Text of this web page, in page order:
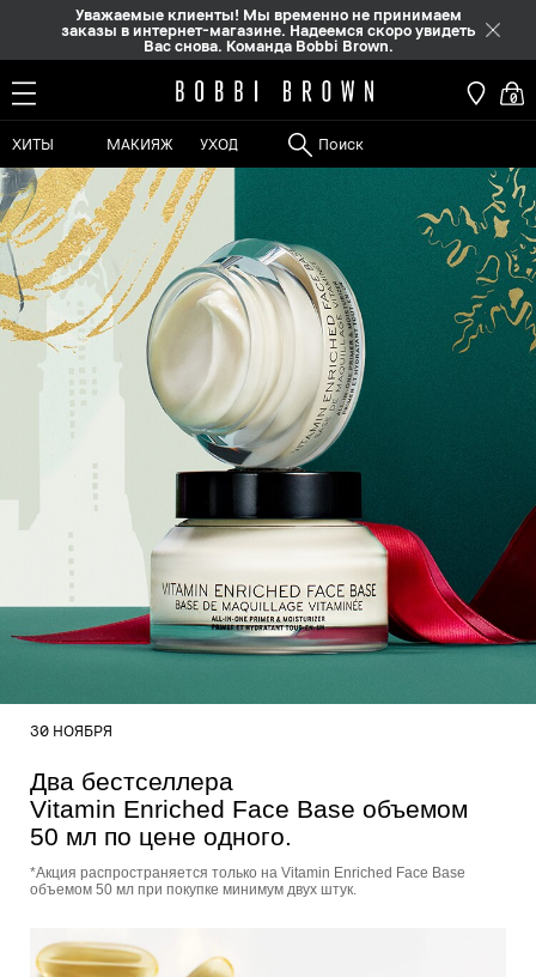
Уважаемые клиенты! Мы временно не принимаем
заказы в интернет-магазине. Надеемся скоро увидеть
Вас снова. Команда Bobbi Brown.
0
ХИТЫ МАКИЯЖ УХОД
30 НОЯБРЯ
Два бестселлера
Vitamin Enriched Face Base объемом
50 мл по цене одного.
*Акция распространяется только на Vitamin Enriched Face Base
объемом 50 мл при покупке минимум двух штук.